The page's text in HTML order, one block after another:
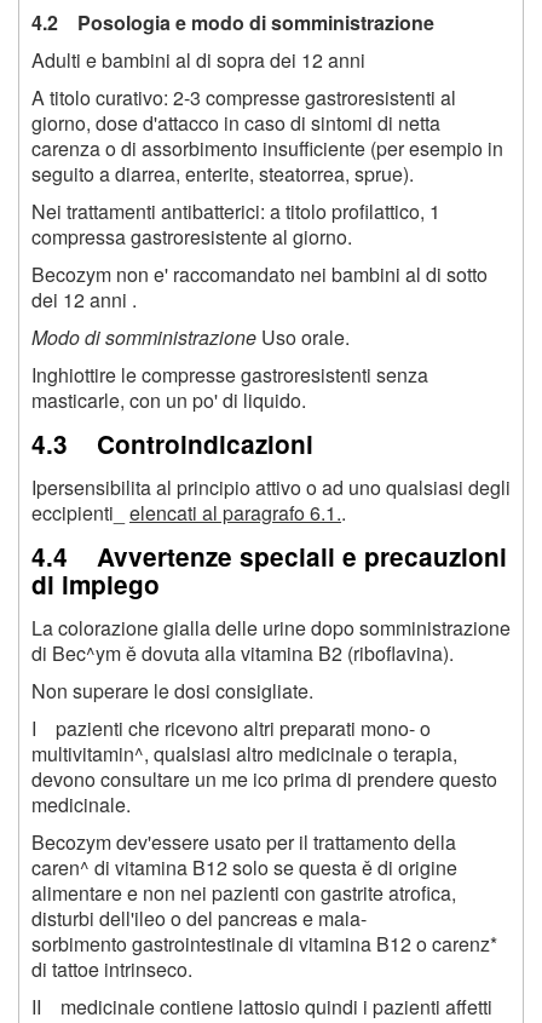
4.2 Posologia e modo di somministrazione
Adulti e bambini al di sopra dei 12 anni
A titolo curativo: 2-3 compresse gastroresistenti al
giorno, dose d'attacco in caso di sintomi di netta
carenza o di assorbimento insufficiente (per esempio in
seguito a diarrea, enterite, steatorrea, sprue).
Nei trattamenti antibatterici: a titolo profilattico, 1
compressa gastroresistente al giorno.
Becozym non e' raccomandato nei bambini al di sotto
dei 12 anni .
Modo di somministrazione Uso orale.
Inghiottire le compresse gastroresistenti senza
masticarle, con un po' di liquido.
4.3 Controindicazioni
Ipersensibilita al principio attivo o ad uno qualsiasi degli
eccipienti_ elencati al paragrafo 6.1..
4.4 Avvertenze speciali e precauzioni
di impiego
La colorazione gialla delle urine dopo somministrazione
di Bec^ym ě dovuta alla vitamina B2 (riboflavina).
Non superare le dosi consigliate.
I pazienti che ricevono altri preparati mono- o
multivitamin^, qualsiasi altro medicinale o terapia,
devono consultare un me ico prima di prendere questo
medicinale.
Becozym dev'essere usato per il trattamento della
caren^ di vitamina B12 solo se questa ě di origine
alimentare e non nei pazienti con gastrite atrofica,
disturbi dell'ileo o del pancreas e mala-
sorbimento gastrointestinale di vitamina B12o carenz*
di tattoe intrinseco.
II medicinale contiene lattosio quindi i pazienti affetti